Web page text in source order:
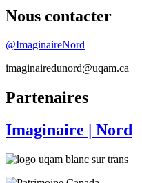
Nous contacter
@ImaginaireNord
imaginairedunord@uqam.ca
Partenaires
Imaginaire
| Nord